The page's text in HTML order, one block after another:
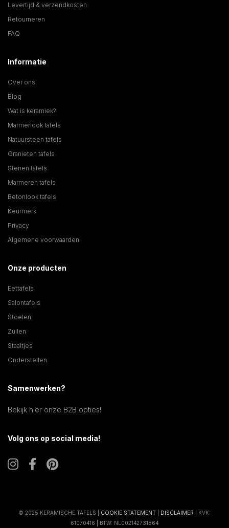
Levertijd & verzendkosten
Retourneren
FAQ
Informatie
Over ons
Blog
Wat is keramiek?
Marmerlook tafels
Natuursteen tafels
Granieten tafels
Stenen tafels
Marmeren tafels
Betonlook tafels
Keurmerk
Privacy
Algemene voorwaarden
Onze producten
Eettafels
Salontafels
Stoelen
Zuilen
Staaltjes
Onderstellen
Samenwerken?
Bekijk hier onze B2B opties!
Volg ons op social media!
© 2025 KERAMISCHE TAFELS | COOKIE STATEMENT DISCLAIMER | KVK:
61070416 | BTW: NL002142731B64